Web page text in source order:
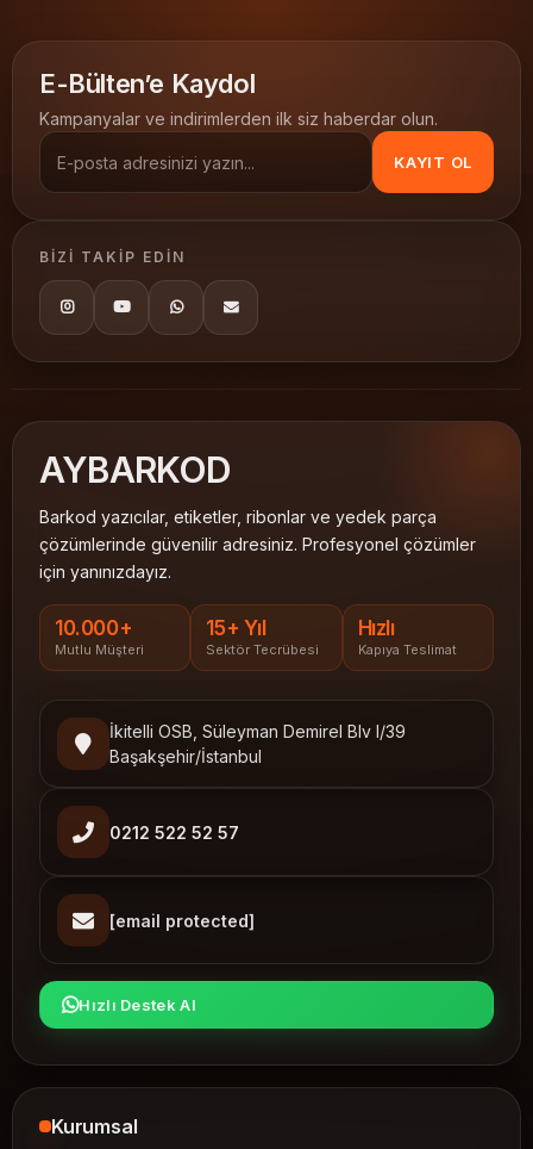
standart etiket olarak
E-Bülten’e Kaydol
Kampanyalar ve indirimlerden ilk siz haberdar olun.
KAYIT OL
BIZI TAKIP EDIN
AYBARKOD
Barkod yazıcılar, etiketler, ribonlar ve yedek parça
çözümlerinde güvenilir adresiniz. Profesyonel çözümler
için yanınızdayız.
10.000+
Mutlu Müşteri
15+ Yıl
Sektör Tecrübesi
Hızlı
Kapıya Teslimat
İkitelli OSB, Süleyman Demirel Blv I/39
Başakşehir/İstanbul
0212 522 52 57
[email protected]
Hızlı Destek Al
Kurumsal